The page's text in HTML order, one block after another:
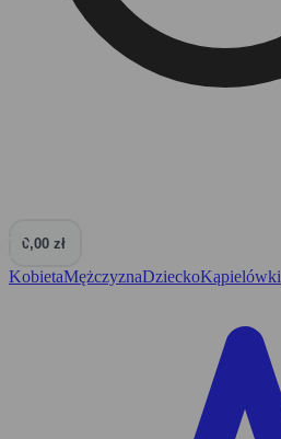
0,00 zł
KobietaMężczyznaDzieckoKąpielówki